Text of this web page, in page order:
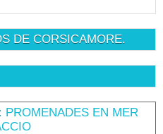
DE CORSICAMORE.
PROMENADES EN MER